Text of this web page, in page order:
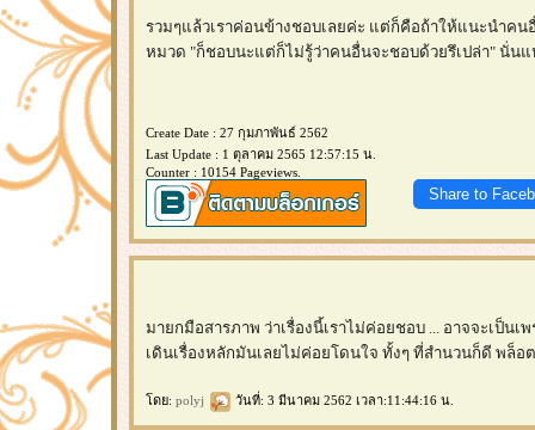
รวมๆแล้วเราค่อนข้างชอบเลยค่ะ แต่ก็คือถ้าให้แนะนำคน
หมวด "ก็ชอบนะแต่ก็ไม่รู้ว่าคนอื่นจะชอบด้วยรึเปล่า" นั่นแ
Create Date : 27 กุมภาพันธ์ 2562
Last Update : 1 ตุลาคม 2565 12:57:15 น.
Counter : 10154 Pageviews.
Share to
มายกมือสารภาพ ว่าเรื่องนี้เราไม่ค่อยชอบ ... อาจจะเป็นเพ
เดินเรื่องหลักมันเลยไม่ค่อยโดนใจ ทั้งๆ ที่สำนวนก็ดี พล็อ
ดย: polyj วันที่: 3 มีนาคม 2562 เวลา:11:44:16 น.